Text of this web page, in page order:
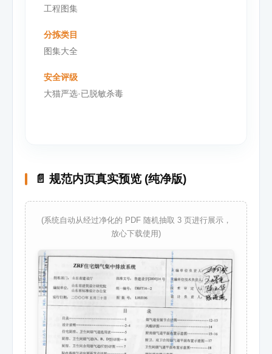
工程图集
分拣类目
图集大全
安全评级
大猫严选·已脱敏杀毒
📄 规范内页真实预览 (纯净版)
(系统自动从经过净化的 PDF 随机抽取 3 页进行展示，
放心下载使用)